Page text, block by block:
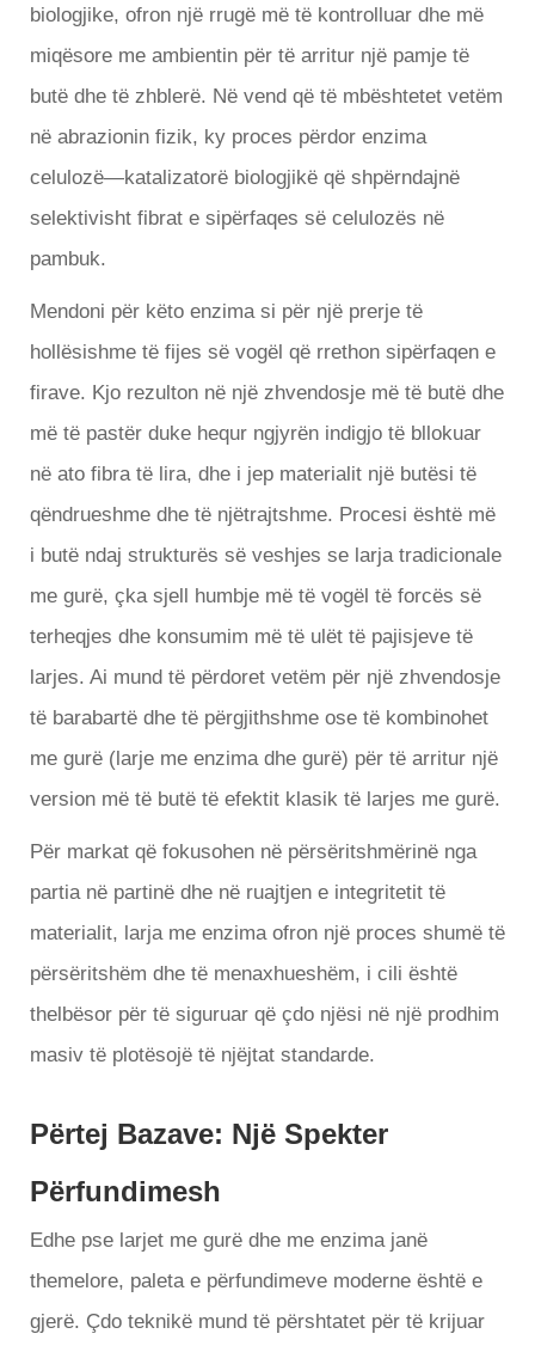
biologjike, ofron një rrugë më të kontrolluar dhe më
miqësore me ambientin për të arritur një pamje të
butë dhe të zhblerë. Në vend që të mbështetet vetëm
në abrazionin fizik, ky proces përdor enzima
celulozë—katalizatorë biologjikë që shpërndajnë
selektivisht fibrat e sipërfaqes së celulozës në
pambuk.
Mendoni për këto enzima si për një prerje të
hollësishme të fijes së vogël që rrethon sipërfaqen e
firave. Kjo rezulton në një zhvendosje më të butë dhe
më të pastër duke hequr ngjyrën indigjo të bllokuar
në ato fibra të lira, dhe i jep materialit një butësi të
qëndrueshme dhe të njëtrajtshme. Procesi është më
i butë ndaj strukturës së veshjes se larja tradicionale
me gurë, çka sjell humbje më të vogël të forcës së
terheqjes dhe konsumim më të ulët të pajisjeve të
larjes. Ai mund të përdoret vetëm për një zhvendosje
të barabartë dhe të përgjithshme ose të kombinohet
me gurë (larje me enzima dhe gurë) për të arritur një
version më të butë të efektit klasik të larjes me gurë.
Për markat që fokusohen në përsëritshmërinë nga
partia në partinë dhe në ruajtjen e integritetit të
materialit, larja me enzima ofron një proces shumë të
përsëritshëm dhe të menaxhueshëm, i cili është
thelbësor për të siguruar që çdo njësi në një prodhim
masiv të plotësojë të njëjtat standarde.
Përtej Bazave: Një Spekter
Përfundimesh
Edhe pse larjet me gurë dhe me enzima janë
themelore, paleta e përfundimeve moderne është e
gjerë. Çdo teknikë mund të përshtatet për të krijuar